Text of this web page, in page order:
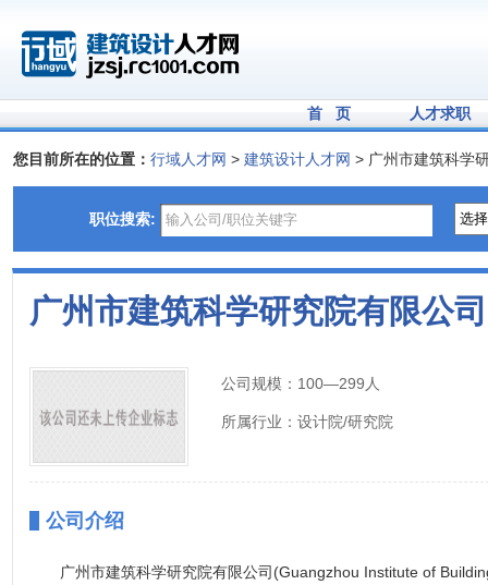
首 页 人才求职
您目前所在的位置： 行域人才网 > 建筑设计人才网 > 广州市建筑科学
职位搜索:
广州市建筑科学研究院有限公司
公司规模： 100—299人
所属行业： 设计院/研究院
公司介绍
广州市建筑科学研究院有限公司(Guangzhou Institute of